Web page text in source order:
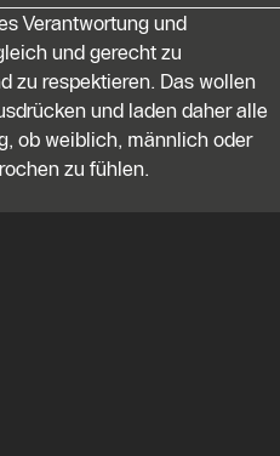
Verantwortung und
und gerecht zu
zu respektieren. Das wollen
und laden daher alle
ob weiblich, männlich oder
zu fühlen.